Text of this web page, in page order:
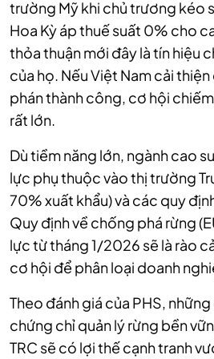
trường Mỹ khi chủ trương kéo
Hoa Kỳ áp thuế suất 0% cho
thỏa thuận mới đây là tín hiệu
của họ. Nếu Việt Nam cải
phán thành công, cơ hội
rất lớn.
Dù tiềm năng lớn, ngành cao
lực phụ thuộc vào thị trường
70% xuất khẩu) và các quy
Quy định về chống phá rừng
lực từ tháng 1/2026 sẽ là rào
cơ hội để phân loại doanh
Theo đánhgiá của PHS, những
chứng chỉ quản lý rừng bền
TRC sẽ có lợi thế cạnh tranh